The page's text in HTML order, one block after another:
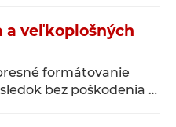
a veľkoplošných
formátovanie
bez poškodenia …